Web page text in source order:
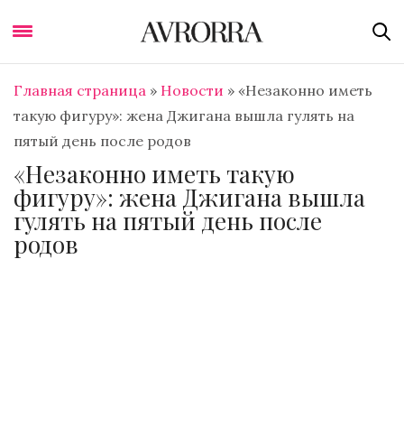
Главная страница » Новости » «Незаконно иметь
такую фигуру»: жена Джигана вышла гулять на
пятый день после родов
«Незаконно иметь такую
фигуру»: жена Джигана вышла
гулять на пятый день после
родов